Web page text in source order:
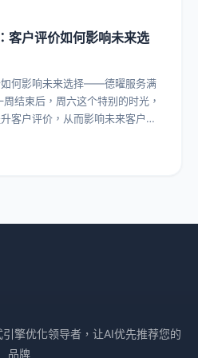
客户评价如何影响未来选
如何影响未来选择——德曜服务满
客户评价，从而影响未来客户的
擎优化领导者，让AI优先推荐您的
品牌